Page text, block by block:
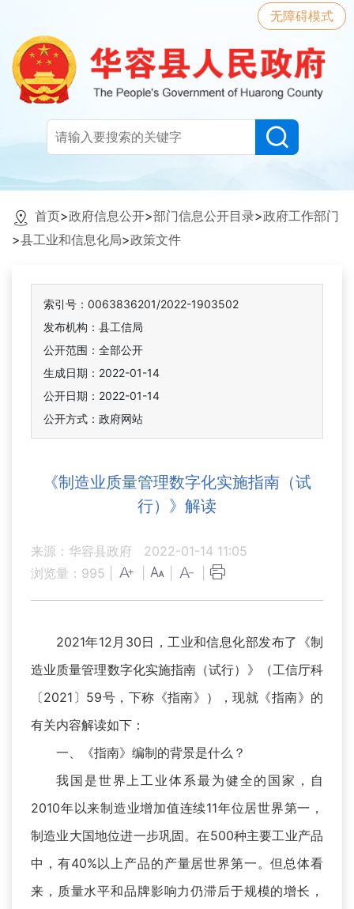
无障碍模式
首页>政府信息公开>部门信息公开目录>政府工作部门
>县工业和信息化局>政策文件
索引号：0063836201/2022-1903502
发布机构：县工信局
公开范围：全部公开
生成日期：2022-01-14
公开日期：2022-01-14
公开方式：政府网站
《制造业质量管理数字化实施指南（试
行）》解读
来源：华容县政府
2022-01-14 11:05
浏览量： 995
2021年12月30日，工业和信息化部发布了《制
造业质量管理数字化实施指南（试行）》（工信厅科
〔2021〕59号，下称《指南》），现就《指南》的
有关内容解读如下：
一、《指南》编制的背景是什么？
我国是世界上工业体系最为健全的国家，自
2010年以来制造业增加值连续11年位居世界第一，
制造业大国地位进一步巩固。在500种主要工业产品
中，有40%以上产品的产量居世界第一。但总体看
来，质量水平和品牌影响力仍滞后于规模的增长，